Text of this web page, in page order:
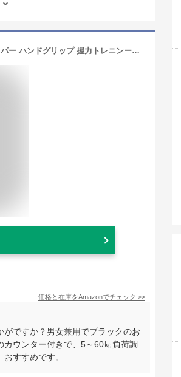
【Amazon限定ブランド】ボディテック(Bodytech) 握力グリッパー ハンドグリップ 握力トレニンーグ 回数記録機能 カウンター付き 5-60kg 負荷調整可能 男女兼用 BTS02CM015 ブラック
価格と在庫をAmazonでチェック >>
ですか？男女兼用でブラックのお
ウンター付きで、5～60㎏負荷調
すすめです。